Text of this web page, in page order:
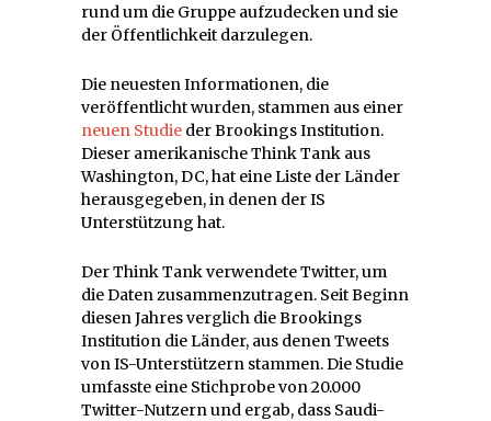
rund um die Gruppe aufzudecken und sie
der Öffentlichkeit darzulegen.
Die neuesten Informationen, die
veröffentlicht wurden, stammen aus einer
neuen Studie der Brookings Institution.
Dieser amerikanische Think Tank aus
Washington, DC, hat eine Liste der Länder
herausgegeben, in denen der IS
Unterstützung hat.
Der Think Tank verwendete Twitter, um
die Daten zusammenzutragen. Seit Beginn
diesen Jahres verglich die Brookings
Institution die Länder, aus denen Tweets
von IS-Unterstützern stammen. Die Studie
umfasste eine Stichprobe von 20.000
Twitter-Nutzern und ergab, dass Saudi-